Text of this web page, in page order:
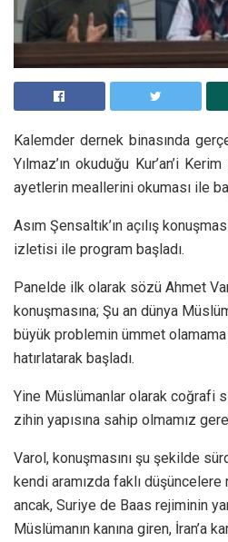
Kalemder dernek binasında
Yılmaz’ın okuduğu Kur’an’i
ayetlerin meallerini okuması ile
Asım Şensaltık’ın açılış
izletisi ile program başladı.
Panelde ilk olarak sözü Ahmet
konuşmasına; Şu an dünya
büyük problemin ümmet
hatırlatarak başladı.
Yine Müslümanlar olarak coğrafi
zihin yapısına sahip olmamız
Varol, konuşmasını şu şekilde
kendi aramızda faklı düşüncelere
ancak, Suriye de Baas rejiminin
Müslümanın kanına giren, İran’a